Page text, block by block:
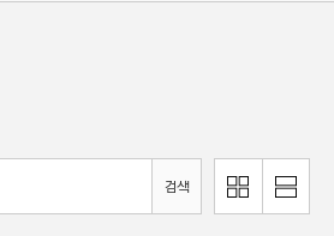
검색
이
미
리
스